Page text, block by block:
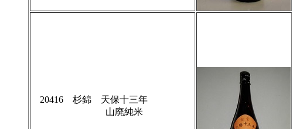
20416 杉錦 天保十三年
山廃純米